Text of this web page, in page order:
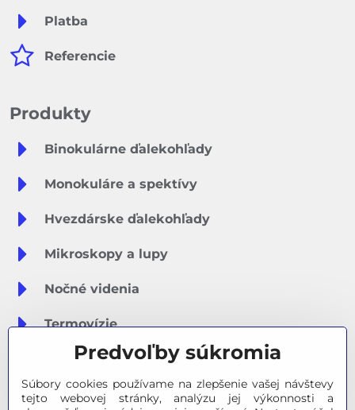
Platba
Referencie
Produkty
Binokulárne ďalekohľady
Monokuláre a spektívy
Hvezdárske ďalekohľady
Mikroskopy a lupy
Nočné videnia
Termovízie
Meteostanice
Značky
Predvoľby súkromia
Súbory cookies používame na zlepšenie vašej návštevy
tejto webovej stránky, analýzu jej výkonnosti a